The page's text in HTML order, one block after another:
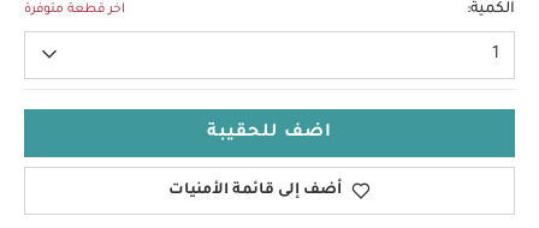
الكمية: اخر قطعة متوفرة
1
اضف للحقيبة
أضف إلى قائمة الأمنيات